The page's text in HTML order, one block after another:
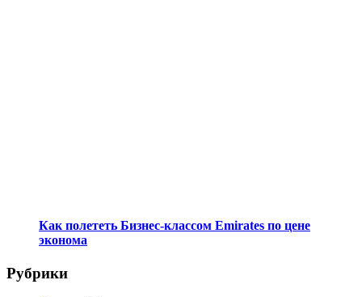
Как полететь Бизнес-классом Emirates по цене
эконома
Рубрики